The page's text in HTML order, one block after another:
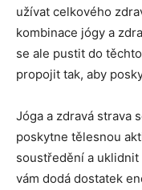
užívat celkového
kombinace jógy a
se ale pustit do
propojit tak, aby
Jóga a zdravá strava
poskytne tělesnou
soustředění a uklidnit
vám dodá dostatek